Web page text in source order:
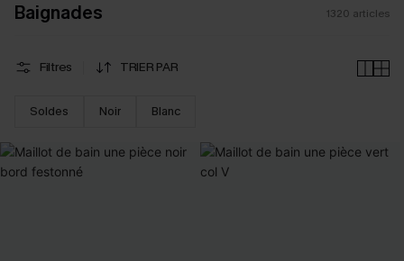
Baignades 1320 articles
Filtres TRIER PAR
Soldes Noir Blanc